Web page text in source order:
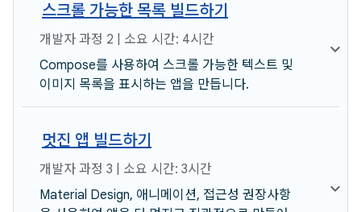
스크롤 가능한 목록 빌드하기
개발자 과정 2 | 소요 시간: 4시간
Compose를 사용하여 스크롤 가능한 텍스트 및
이미지 목록을 표시하는 앱을 만듭니다.
멋진 앱 빌드하기
개발자 과정 3 | 소요 시간: 3시간
Material Design, 애니메이션, 접근성 권장사항